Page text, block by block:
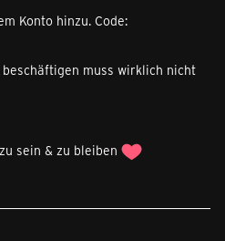
Konto hinzu. Code:
muss wirklich nicht
sein & zu bleiben